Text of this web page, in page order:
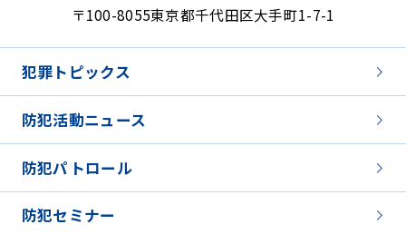
〒100-8055東京都千代田区大手町1-7-1
犯罪トピックス
防犯活動ニュース
防犯パトロール
防犯セミナー